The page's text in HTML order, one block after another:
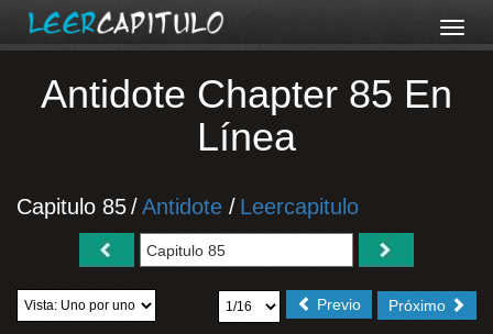
Antidote Chapter 85 En
Línea
Capitulo 85/Antidote / Leercapitulo
Próximo
Previo